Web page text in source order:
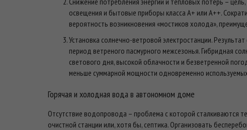
освещения и бытовые приборы класса А+ или А++.
вероятность возникновения «мостиков холода»,
Установка солнечно-ветровой электростанции.
период ветреного пасмурного межсезонья. Гибридная
светового дня, высокой облачности и безветренной
меньше суммарной мощности одновременно
Горячая и холодная вода в автономном доме
Отсутствие водопровода – проблема с которой сталкиваются
очистной станции или, хотя бы, септика. Организовать